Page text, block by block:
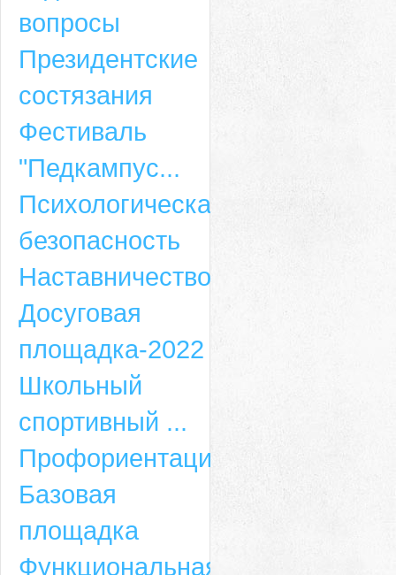
вопросы
Президентские
состязания
Фестиваль
"Педкампус...
Психологическая
безопасность
Наставничество
Досуговая
площадка-2022
Школьный
спортивный ...
Профориентация
Базовая
площадка
Функциональная